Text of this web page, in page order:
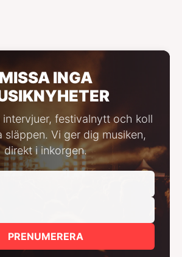
MISSA INGA
intervjuer, festivalnytt och koll
släppen. Vi ger dig musiken,
direkt i inkorgen.
PRENUMERERA